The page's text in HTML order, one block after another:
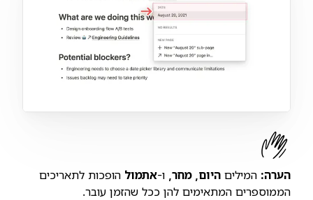
הערה: המילים היום, מחר, ו-אתמול הופכות לתאריכים
הממוספרים המתאימים להן ככל שהזמן עובר.